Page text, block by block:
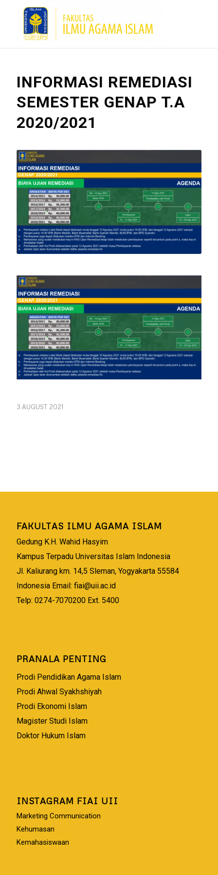
INFORMASI REMEDIASI
SEMESTER GENAP T.A
2020/2021
3 AUGUST 2021
FAKULTAS ILMU AGAMA ISLAM
Gedung K.H. Wahid Hasyim
Kampus Terpadu Universitas Islam Indonesia
Jl. Kaliurang km. 14,5 Sleman, Yogyakarta 55584
Indonesia Email: fiai@uii.ac.id
Telp: 0274-7070200 Ext. 5400
PRANALA PENTING
Prodi Pendidikan Agama Islam
Prodi Ahwal Syakhshiyah
Prodi Ekonomi Islam
Magister Studi Islam
Doktor Hukum Islam
INSTAGRAM FIAI UII
Marketing Communication
Kehumasan
Kemahasiswaan